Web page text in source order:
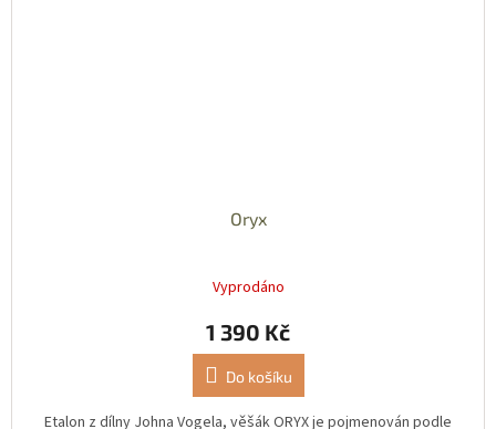
Oryx
Vyprodáno
1 390 Kč
Do košíku
Etalon z dílny Johna Vogela, věšák ORYX je pojmenován podle